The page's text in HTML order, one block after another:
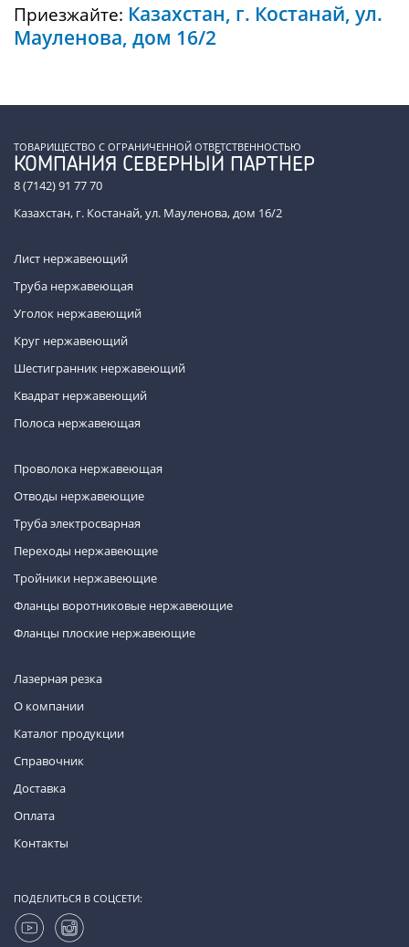
Приезжайте: Казахстан, г. Костанай, ул.
Мауленова, дом 16/2
ТОВАРИЩЕСТВО С ОГРАНИЧЕННОЙ ОТВЕТСТВЕННОСТЬЮ
КОМПАНИЯ СЕВЕРНЫЙ ПАРТНЕР
8 (7142) 91 77 70
Казахстан, г. Костанай, ул. Мауленова, дом 16/2
Лист нержавеющий
Труба нержавеющая
Уголок нержавеющий
Круг нержавеющий
Шестигранник нержавеющий
Квадрат нержавеющий
Полоса нержавеющая
Проволока нержавеющая
Отводы нержавеющие
Труба электросварная
Переходы нержавеющие
Тройники нержавеющие
Фланцы воротниковые нержавеющие
Фланцы плоские нержавеющие
Лазерная резка
О компании
Каталог продукции
Справочник
Доставка
Оплата
Контакты
ПОДЕЛИТЬСЯ В СОЦСЕТИ: